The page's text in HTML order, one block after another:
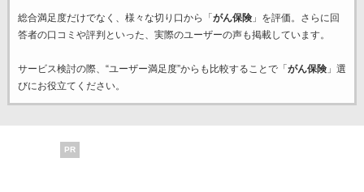
総合満足度だけでなく、様々な切り口から「 がん保険」を評価。さらに回
答者の口コミや評判といった、実際のユーザーの声も掲載しています。
サービス検討の際、“ユーザー満足度”からも比較することで「 がん保険」選
びにお役立てください。
PR